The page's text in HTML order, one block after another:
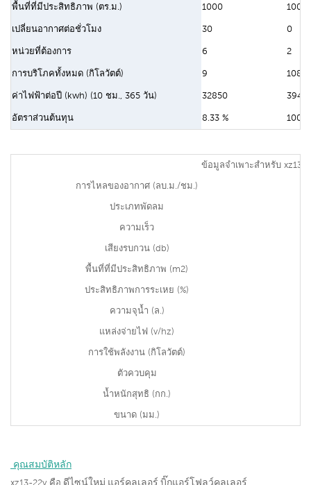
พื้นที่ที่มีประสิทธิภาพ (ตร.ม.) 1000 1000
เปลี่ยนอากาศต่อชั่วโมง 30 0
หน่วยที่ต้องการ 6 2
การบริโภคทั้งหมด (กิโลวัตต์) 9 108
ค่าไฟฟ้าต่อปี (kwh) (10 ชม., 365 วัน) 32850
อัตราส่วนต้นทุน 8.33 % 100%
ข้อมูลจำเพาะสำหรับ xz13-
การไหลของอากาศ (ลบ.ม./ชม.)
ประเภทพัดลม
ความเร็ว
เสียงรบกวน (db)
พื้นที่ที่มีประสิทธิภาพ (m2)
ประสิทธิภาพการระเหย (%)
ความจุน้ำ (ล.)
แหล่งจ่ายไฟ (v/hz)
การใช้พลังงาน (กิโลวัตต์)
ตัวควบคุม
น้ำหนักสุทธิ (กก.)
ขนาด (มม.)
คุณสมบัติหลัก
xz13-22y คือ ดีไซน์ใหม่ แอร์คูลเลอร์ บิ๊กแอร์โฟลว์คูลเลอร์